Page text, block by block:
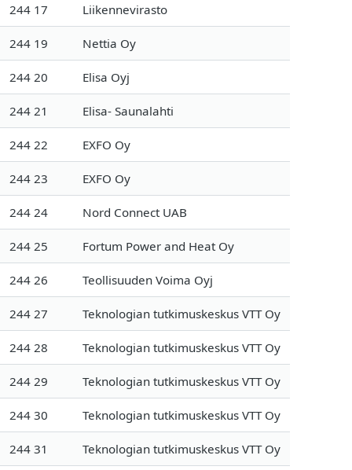
244 17 Liikennevirasto
244 19 Nettia Oy
244 20 Elisa Oyj
244 21 Elisa- Saunalahti
244 22 EXFO Oy
244 23 EXFO Oy
244 24 Nord Connect UAB
244 25 Fortum Power and Heat Oy
244 26 Teollisuuden Voima Oyj
244 27 Teknologian tutkimuskeskus VTT Oy
244 28 Teknologian tutkimuskeskus VTT Oy
244 29 Teknologian tutkimuskeskus VTT Oy
244 30 Teknologian tutkimuskeskus VTT Oy
244 31 Teknologian tutkimuskeskus VTT Oy